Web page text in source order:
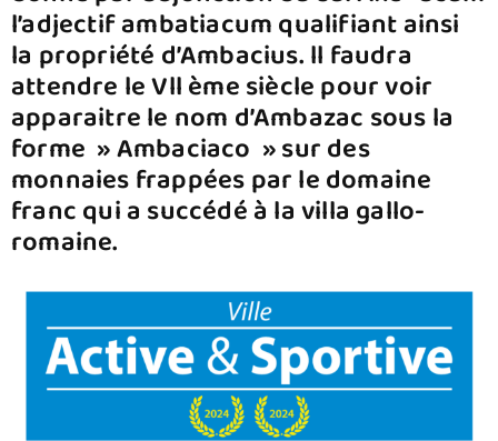
l’adjectif ambatiacum qualifiant ainsi
la propriété d’Ambacius. ll faudra
attendre le Vll ème siècle pour voir
apparaitre le nom d’Ambazac sous la
forme » Ambaciaco » sur des
monnaies frappées par le domaine
franc qui a succédé à la villa gallo-
romaine.